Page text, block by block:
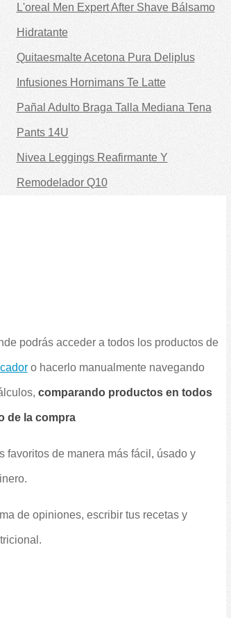
L'oreal Men Expert After Shave Bálsamo
Hidratante
Quitaesmalte Acetona Pura Deliplus
Infusiones Hornimans Te Latte
Pañal Adulto Braga Talla Mediana Tena
Pants 14U
Nivea Leggings Reafirmante Y
Remodelador Q10
podrás acceder a todos los productos de
o hacerlo manualmente navegando
comparando productos en todos
de la compra
favoritos de manera más fácil, úsado y
de opiniones, escribir tus recetas y